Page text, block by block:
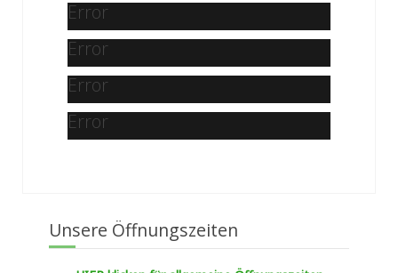
Error
Error
Error
Error
Unsere Öffnungszeiten